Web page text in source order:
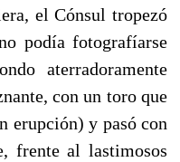
Cónsul tropezó
podía fotografíarse
aterradoramente
con un toro que
erupción) y pasó con
frente al lastimosos